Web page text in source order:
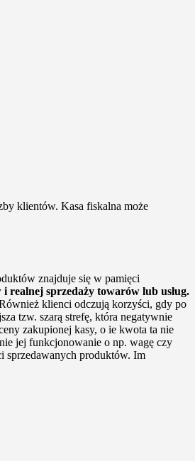
klientów. Kasa fiskalna może
znajduje się w pamięci
realnej sprzedaży towarów lub usług.
klienci odczują korzyści, gdy po
tzw. szarą strefę, która negatywnie
zakupionej kasy, o ie kwota ta nie
jej funkcjonowanie o np. wagę czy
sprzedawanych produktów. Im